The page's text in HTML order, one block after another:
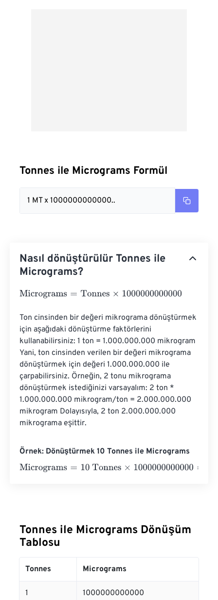
Tonnes ile Micrograms Formül
1 MT x 1000000000000..
Nasıl dönüştürülür Tonnes ile
Micrograms?
Micrograms=Tonnes×1000000000000
Ton cinsinden bir değeri mikrograma dönüştürmek
için aşağıdaki dönüştürme faktörlerini
kullanabilirsiniz: 1 ton = 1.000.000.000 mikrogram
Yani, ton cinsinden verilen bir değeri mikrograma
dönüştürmek için değeri 1.000.000.000 ile
çarpabilirsiniz. Örneğin, 2 tonu mikrograma
dönüştürmek istediğinizi varsayalım: 2 ton *
1.000.000.000 mikrogram/ton = 2.000.000.000
mikrogram Dolayısıyla, 2 ton 2.000.000.000
mikrograma eşittir.
Örnek: Dönüştürmek 10 Tonnes ile Micrograms
Micrograms=10 Tonnes×1000000000000=
Tonnes ile Micrograms Dönüşüm
Tablosu
Tonnes Micrograms
1 1000000000000